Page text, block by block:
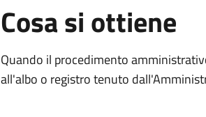
Cosa si ottiene
Quando il procedimento
all'albo o registro tenuto